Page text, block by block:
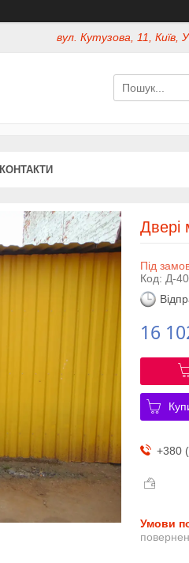
вул. Кутузова, 11, Київ,
КОНТАКТИ
Двері
Під
Код: Д-
16
+380